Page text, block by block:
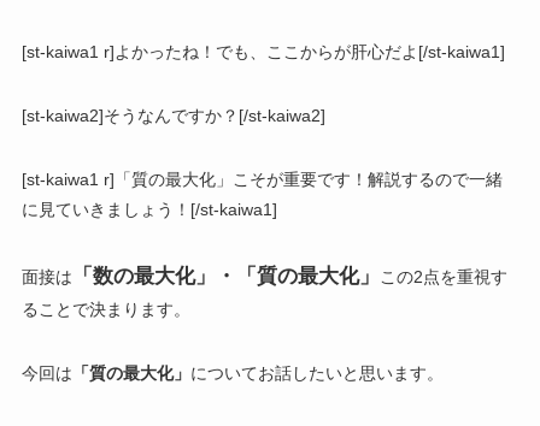
[st-kaiwa1 r]よかったね！でも、ここからが肝心だよ[/st-kaiwa1]
[st-kaiwa2]そうなんですか？[/st-kaiwa2]
[st-kaiwa1 r]「質の最大化」こそが重要です！解説するので一緒
に見ていきましょう！[/st-kaiwa1]
面接は 「数の最大化」・「質の最大化」
この2点を重視す
ることで決まります。
今回は 「質の最大化」 についてお話したいと思います。